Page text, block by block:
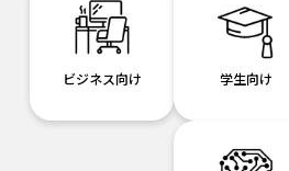
ビジネス向け 学生向け